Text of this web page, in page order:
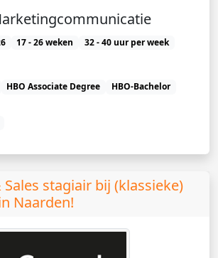
17 - 26 weken
32 - 40 uur per week
HBO Associate Degree
HBO-Bachelor
stagiair bij (klassieke)
Naarden!